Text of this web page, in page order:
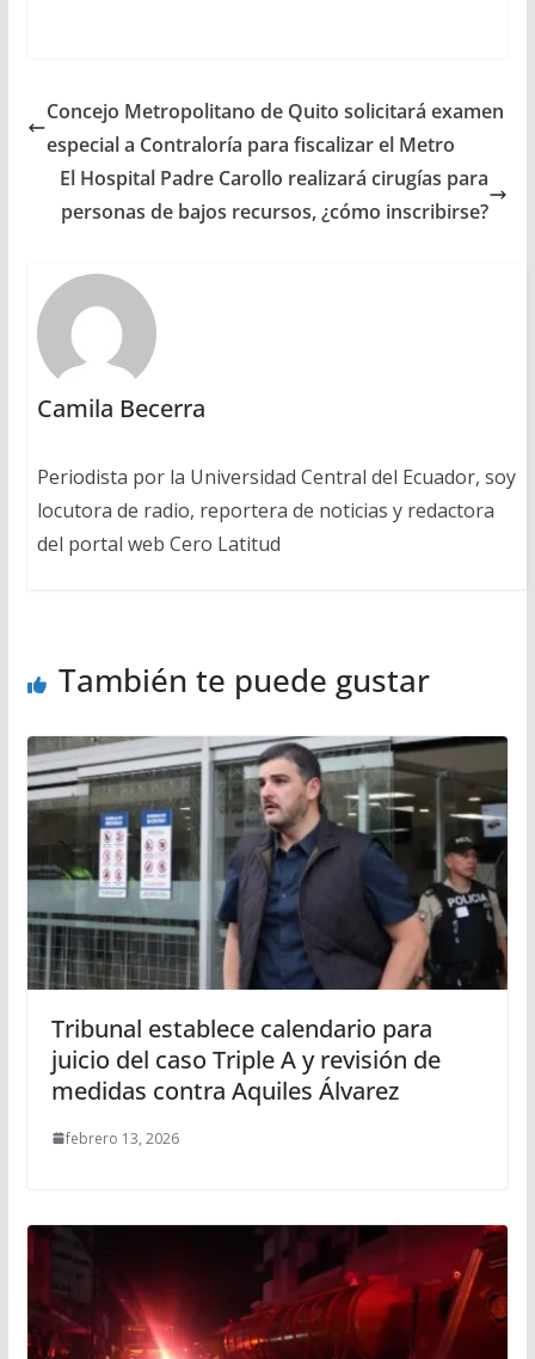
Concejo Metropolitano de Quito solicitará examen
especial a Contraloría para fiscalizar el Metro
El Hospital Padre Carollo realizará cirugías para
personas de bajos recursos, ¿cómo inscribirse?
Camila Becerra
Periodista por la Universidad Central del Ecuador, soy
locutora de radio, reportera de noticias y redactora
del portal web Cero Latitud
También te puede gustar
Tribunal establece calendario para
juicio del caso Triple A y revisión de
medidas contra Aquiles Álvarez
febrero 13, 2026